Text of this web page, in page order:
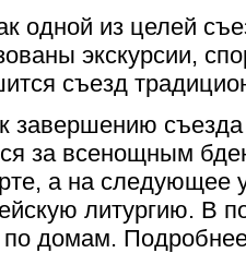
одной из целей
экскурсии,
съезд
завершению
за всенощным
а на следующее
литургию. В
по домам.